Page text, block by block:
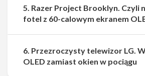
Udostępnij
5. Razer Project Brooklyn. Czyli
fotel z 60-calowym ekranem
6. Przezroczysty telewizor LG.
OLED zamiast okien w pociągu